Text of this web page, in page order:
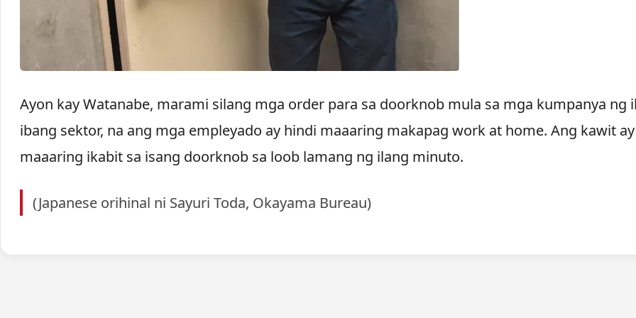
Ayon kay Watanabe, marami silang mga order para sa doorknob mula sa mga kumpanya ng
ibang sektor, na ang mga empleyado ay hindi maaaring makapag work at home. Ang kawit ay
maaaring ikabit sa isang doorknob sa loob lamang ng ilang minuto.
(Japanese orihinal ni Sayuri Toda, Okayama Bureau)